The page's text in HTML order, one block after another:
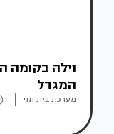
המגדל
מערכת בית ונוי